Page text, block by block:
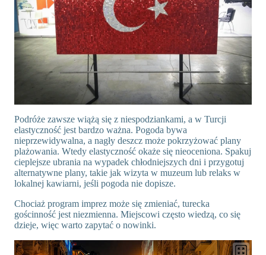
Podróże zawsze wiążą się z niespodziankami, a w Turcji
elastyczność jest bardzo ważna. Pogoda bywa
nieprzewidywalna, a nagły deszcz może pokrzyżować plany
plażowania. Wtedy elastyczność okaże się nieoceniona. Spakuj
cieplejsze ubrania na wypadek chłodniejszych dni i przygotuj
alternatywne plany, takie jak wizyta w muzeum lub relaks w
lokalnej kawiarni, jeśli pogoda nie dopisze.
Chociaż program imprez może się zmieniać, turecka
gościnność jest niezmienna. Miejscowi często wiedzą, co się
dzieje, więc warto zapytać o nowinki.